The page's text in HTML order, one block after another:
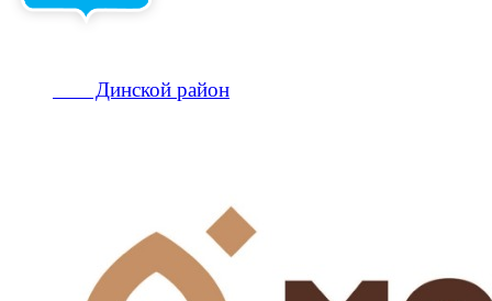
Динской район